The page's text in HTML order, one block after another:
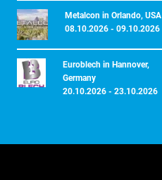
Metalcon in Orlando, USA
08.10.2026 - 09.10.2026
Euroblech in Hannover,
Germany
20.10.2026 - 23.10.2026